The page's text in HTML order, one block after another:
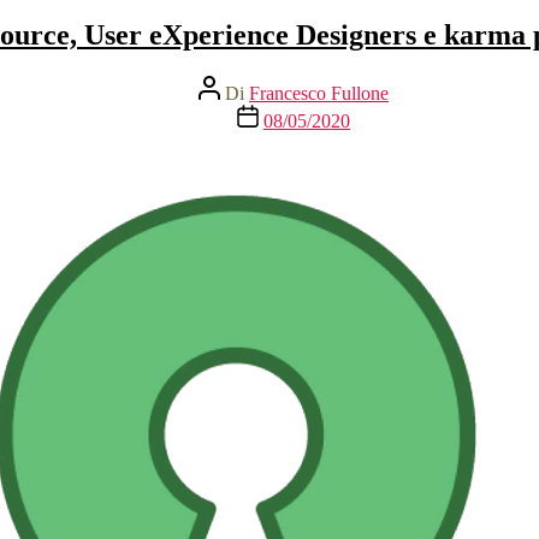
User eXperience Designers e karma
Autore
articolo
Di Francesco Fullone
Data
dell'articolo
08/05/2020